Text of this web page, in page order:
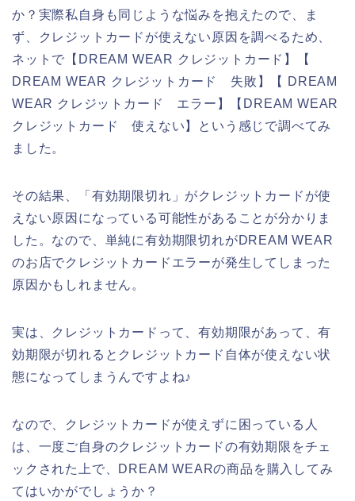
か？実際私自身も同じような悩みを抱えたので、ま
ず、クレジットカードが使えない原因を調べるため、
ネットで【DREAM WEAR クレジットカード】【
DREAM WEAR クレジットカード 失敗】【 DREAM
WEAR クレジットカード エラー】【DREAM WEAR
クレジットカード 使えない】という感じで調べてみ
ました。
その結果、「有効期限切れ」がクレジットカードが使
えない原因になっている可能性があることが分かりま
した。なので、単純に有効期限切れがDREAM WEAR
のお店でクレジットカードエラーが発生してしまった
原因かもしれません。
実は、クレジットカードって、有効期限があって、有
効期限が切れるとクレジットカード自体が使えない状
態になってしまうんですよね♪
なので、クレジットカードが使えずに困っている人
は、一度ご自身のクレジットカードの有効期限をチェ
ックされた上で、DREAM WEARの商品を購入してみ
てはいかがでしょうか？